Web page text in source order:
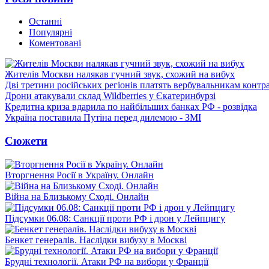
Останні
Популярні
Коментовані
Жителів Москви налякав гучний звук, схожий на вибух
Дві третини російських регіонів платять вербувальникам
Дрони атакували склад Wildberries у Єкатеринбурзі
Кредитна криза вдарила по найбільших банках РФ - розвідка
Україна поставила Путіна перед дилемою - ЗМІ
Сюжети
Вторгнення Росії в Україну. Онлайн
Війна на Близькому Сході. Онлайн
Підсумки 06.08: Санкції проти РФ і дрон у Лейпцигу
Бенкет генералів. Наслідки вибуху в Москві
Брудні технології. Атаки РФ на вибори у Франції